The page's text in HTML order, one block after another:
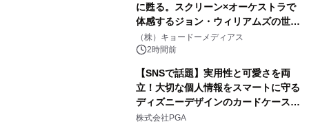
に甦る。スクリーン×オーケストラで
体感するジョン・ウィリアムズの世
界。ジョン・ウィリアムズ：シネマ・
スペクタキュラー・コンサート 開催決
（株）キョードーメディアス
2時間前
【SNSで話題】実用性と可愛さを両
立！大切な個人情報をスマートに守る
ディズニーデザインのカードケースを
株式会社PGAが8月7日発売
株式会社PGA